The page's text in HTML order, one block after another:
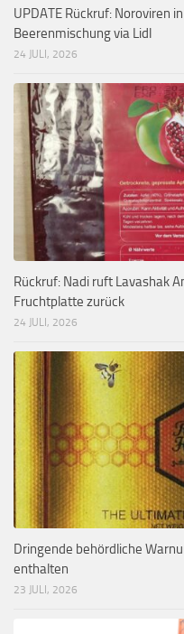
UPDATE Rückruf: Noroviren
Beerenmischung via Lidl
24 JULI, 2026
Rückruf: Nadi ruft Lavashak
Fruchtplatte zurück
24 JULI, 2026
Dringende behördliche
enthalten
23 JULI, 2026